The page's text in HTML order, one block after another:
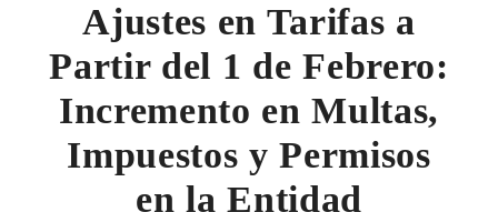
Ajustes en Tarifas a
Partir del 1 de Febrero:
Incremento en Multas,
Impuestos y Permisos
en la Entidad